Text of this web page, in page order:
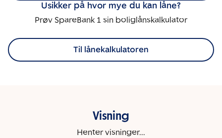
Usikker på hvor mye du kan låne?
Prøv SpareBank 1 sin boliglånskalkulator
Til lånekalkulatoren
Visning
Henter visninger...